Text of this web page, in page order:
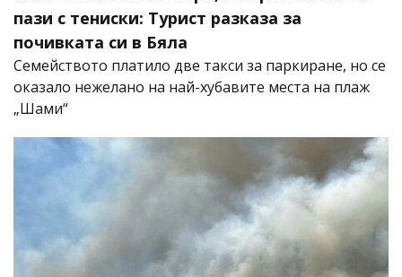
пази с тениски: Турист разказа за
почивката си в Бяла
Семейството платило две такси за паркиране, но се
оказало нежелано на най-хубавите места на плаж
„Шами“